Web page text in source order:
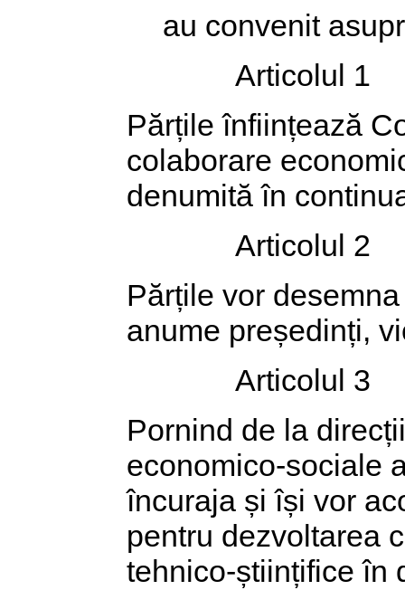
au convenit
Articolul 1
Părțile înființează
colaborare
denumită în
Articolul 2
Părțile vor
anume președinți,
Articolul 3
Pornind de la
economico-sociale
încuraja și își vor
pentru dezvoltarea
tehnico-științifice în